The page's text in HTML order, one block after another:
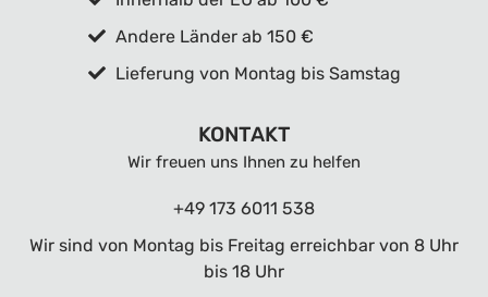
Andere Länder ab 150 €
Lieferung von Montag bis Samstag
KONTAKT
Wir freuen uns Ihnen zu helfen
+49 173 6011 538
Wir sind von Montag bis Freitag erreichbar von 8 Uhr
bis 18 Uhr